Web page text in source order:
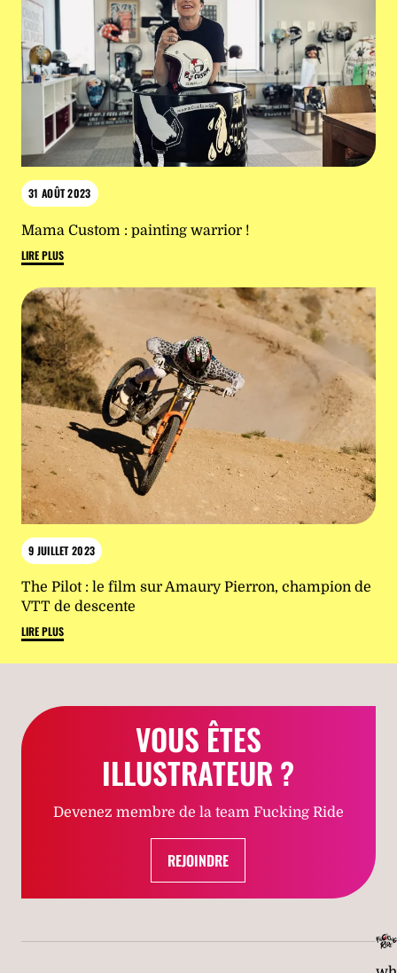
31 AOÛT 2023
Mama Custom : painting warrior !
LIRE PLUS
9 JUILLET 2023
The Pilot : le film sur Amaury Pierron, champion de
VTT de descente
LIRE PLUS
VOUS ÊTES
ILLUSTRATEUR ?
Devenez membre de la team Fucking Ride
REJOINDRE